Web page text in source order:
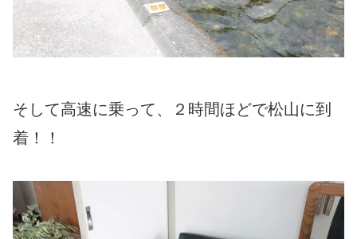
そして高速に乗って、２時間ほどで松山に到
着！！